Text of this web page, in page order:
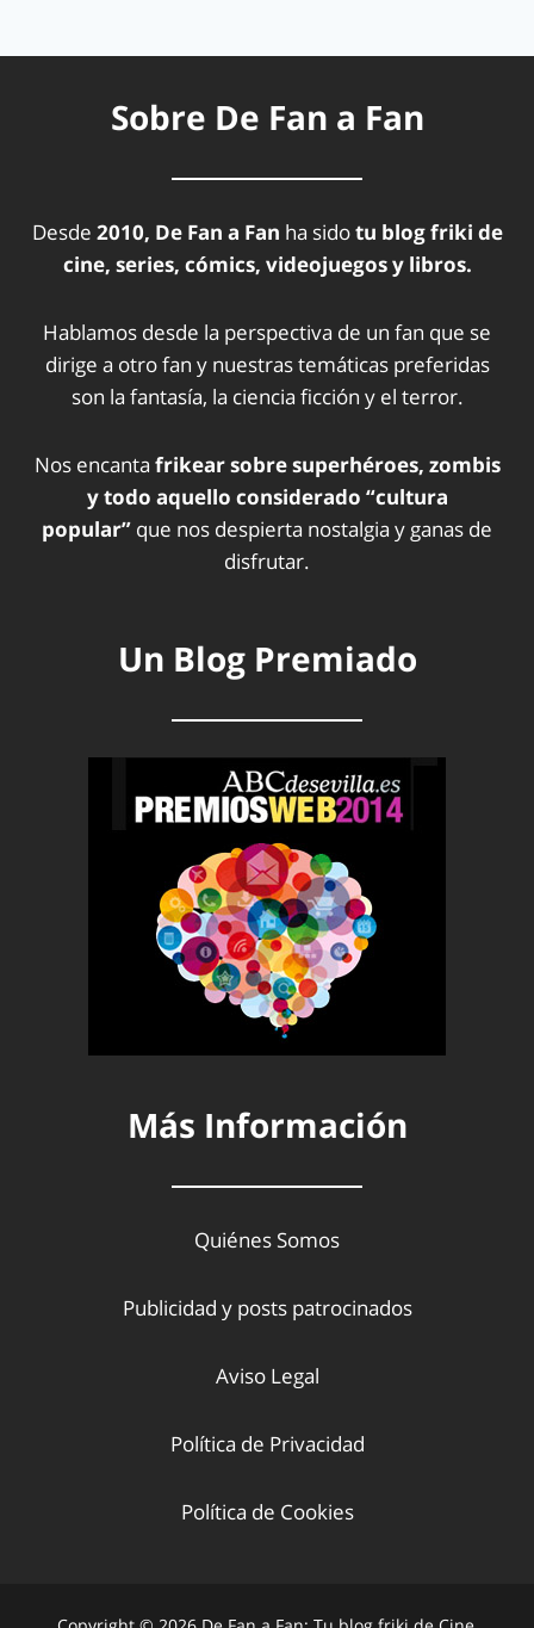
Sobre De Fan a Fan
Desde 2010, De Fan a Fan ha sidotu blog friki de
cine, series, cómics, videojuegos y libros.
Hablamos desde la perspectiva de un fan que se
dirige a otro fan y nuestras temáticas preferidas
son la fantasía, la ciencia ficción y el terror.
Nos encanta frikear sobre superhéroes, zombis
y todo aquello considerado “cultura
popular” que nos despierta nostalgia y ganas de
disfrutar.
Un Blog Premiado
Más Información
Quiénes Somos
Publicidad y posts patrocinados
Aviso Legal
Política de Privacidad
Política de Cookies